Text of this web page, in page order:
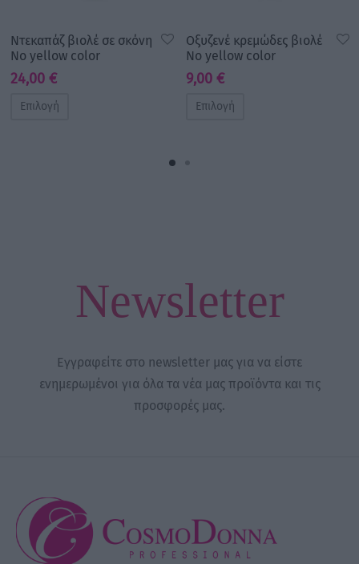
Ντεκαπάζ βιολέ σε σκόνη
No yellow color
24,00 €
Επιλογή
Οξυζενέ κρεμώδες βιολέ
No yellow color
9,00 €
Επιλογή
Newsletter
Εγγραφείτε στο newsletter μας για να είστε
ενημερωμένοι για όλα τα νέα μας προϊόντα και τις
προσφορές μας.